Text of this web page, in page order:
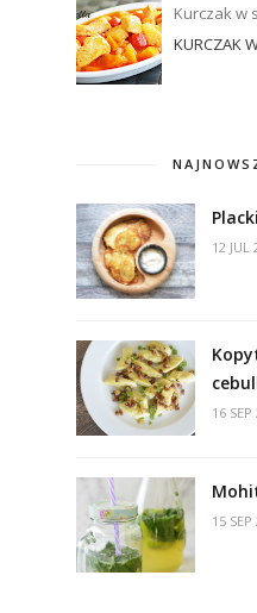
Kurczak w
KURCZAK
12 JUL
16 SEP
15 SEP